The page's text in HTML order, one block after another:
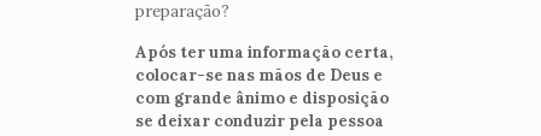
preparação?
Após ter uma informação certa,
colocar-se nas mãos de Deus e
com grande ânimo e disposição
se deixar conduzir pela pessoa